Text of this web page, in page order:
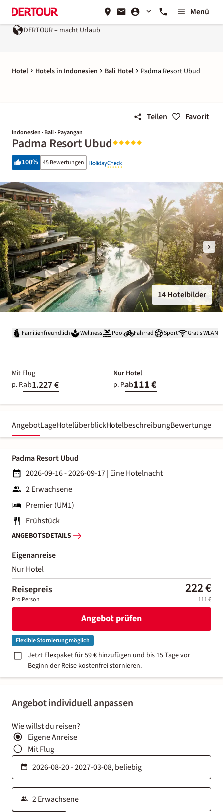
Menü
Urlaub Ein Unternehmen der
Hotel Hotels in Indonesien Bali Hotel Padma Resort Ubud
Teilen Favorit
Indonesien · Bali · Payangan
Padma Resort Ubud
100% 45 Bewertungen
14 Hotelbilder
Familienfreundlich Wellness Pool Fahrrad Sport Gratis WLAN
Mit Flug
p. P.ab1.227 €
Nur Hotel
p. P.ab111 €
AngebotLageHotelüberblickHotelbeschreibungBewertungen
Angebot individuell anpassen
Wie willst du reisen?
Eigene Anreise
Mit Flug
Padma Resort Ubud
2026-09-16 - 2026-09-17| Eine Hotelnacht
2 Erwachsene
Premier (UM1)
Frühstück
ANGEBOTSDETAILS
Eigenanreise
Nur Hotel
Reisepreis 222 €
Pro Person 111 €
Angebot prüfen
Flexible Stornierung möglich
Jetzt Flexpaket für 59 € hinzufügen und bis 15 Tage vor
Beginn der Reise kostenfrei stornieren.